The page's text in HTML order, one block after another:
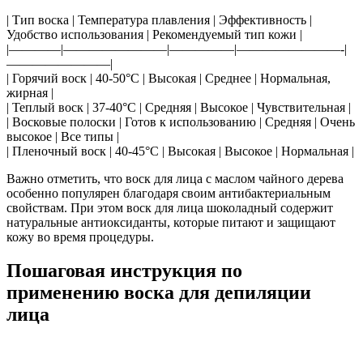
| Тип воска | Температура плавления | Эффективность |
Удобство использования | Рекомендуемый тип кожи |
|————|————————|—————|————————-|
————————|
| Горячий воск | 40-50°C | Высокая | Среднее | Нормальная,
жирная |
| Теплый воск | 37-40°C | Средняя | Высокое | Чувствительная |
| Восковые полоски | Готов к использованию | Средняя | Очень
высокое | Все типы |
| Пленочный воск | 40-45°C | Высокая | Высокое | Нормальная |
Важно отметить, что воск для лица с маслом чайного дерева
особенно популярен благодаря своим антибактериальным
свойствам. При этом воск для лица шоколадный содержит
натуральные антиоксиданты, которые питают и защищают
кожу во время процедуры.
Пошаговая инструкция по
применению воска для депиляции
лица